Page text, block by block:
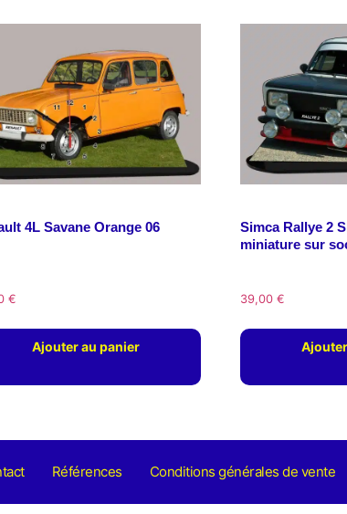
4L Savane Orange 06
€
Ajouter au panier
Simca Rallye 2
miniature sur
39,00€
Références Conditions générales de vente